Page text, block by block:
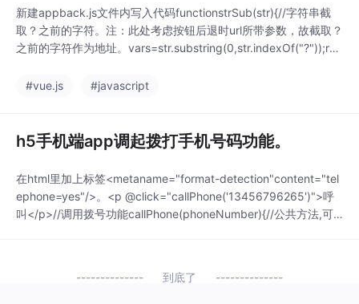
新建appback.js文件内写入代码functionstrSub(str){//字符串截
取？之前的字符。注：此处考虑按钮后退时url所带参数，故截取？
之前的字符作为地址。vars=str.substring(0,str.indexOf("?"));ret
#vue.js
#javascript
h5手机端app调起拨打手机号码功能。
在html里加上标签<metaname="format-detection"content="tel
ephone=yes"/>。<p @click="callPhone('13456796265')">呼
叫</p>//调用拨号功能callPhone(phoneNumber){//公共方法,可
到底了